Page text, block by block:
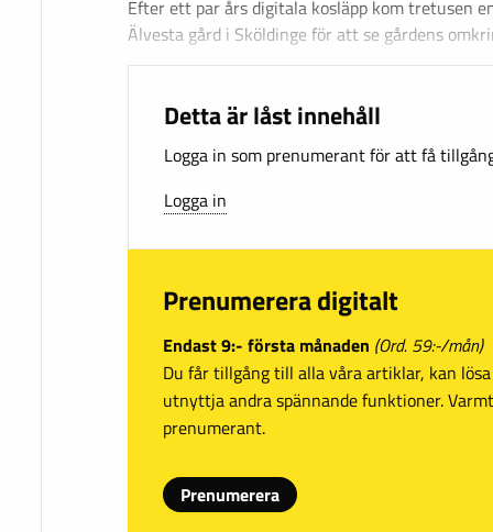
Efter ett par års digitala kosläpp kom tretusen
Älvesta gård i Sköldinge för att se gårdens
Detta är låst innehåll
Logga in som prenumerant för att få
Logga in
Prenumerera digitalt
Endast 9:- första månaden (Ord. 59:-/mån)
Du får tillgång till alla våra artiklar, kan
utnyttja andra spännande funktioner.
prenumerant.
Prenumerera